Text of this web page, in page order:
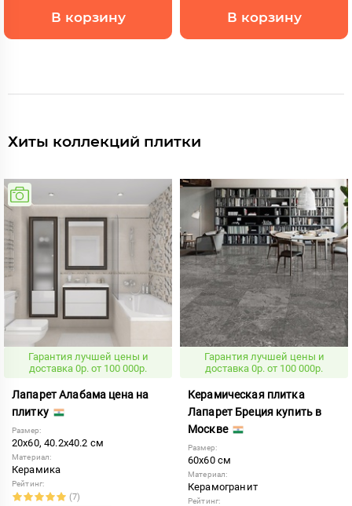
В корзину В корзину
Хиты коллекций плитки
Гарантия лучшей цены и
доставка 0р. от 100 000р.
Лапарет Алабама цена на
плитку
Размер:
20x60, 40.2x40.2 см
Материал:
Керамика
Рейтинг:
(7)
Гарантия лучшей цены и
доставка 0р. от 100 000р.
Керамическая плитка
Лапарет Бреция купить в
Москве
Размер:
60x60 см
Материал:
Керамогранит
Рейтинг: